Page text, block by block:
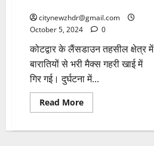
शुरुआत
की
citynewzhdr@gmail.com
October 5, 2024
0
कोटद्वार के लैंसडाउन तहसील क्षेत्र में
बारातियों से भरी मैक्स गहरी खाई में
गिर गई। दुर्घटना में...
Read MoreRead
more
की